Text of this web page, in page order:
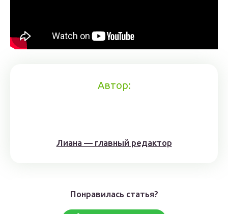
Автор:
Лиана — главный редактор
Понравилась статья?